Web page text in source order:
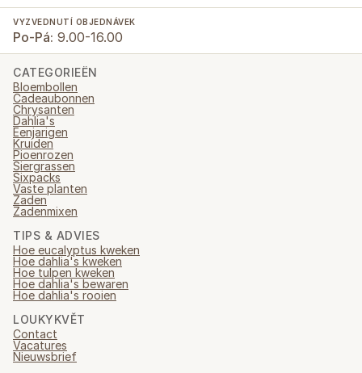
VYZVEDNUTÍ OBJEDNÁVEK
Po-Pá: 9.00-16.00
CATEGORIEËN
Bloembollen
Cadeaubonnen
Chrysanten
Dahlia's
Eenjarigen
Kruiden
Pioenrozen
Siergrassen
Sixpacks
Vaste planten
Zaden
Zadenmixen
TIPS & ADVIES
Hoe eucalyptus kweken
Hoe dahlia's kweken
Hoe tulpen kweken
Hoe dahlia's bewaren
Hoe dahlia's rooien
LOUKYKVĚT
Contact
Vacatures
Nieuwsbrief